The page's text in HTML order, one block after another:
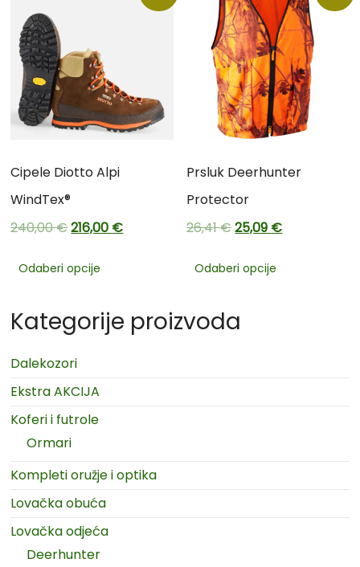
Cipele Diotto Alpi
WindTex®
240,00€216,00 €
Odaberi opcije
Prsluk Deerhunter
Protector
26,41€25,09 €
Odaberi opcije
Kategorije proizvoda
Dalekozori
Ekstra AKCIJA
Koferi i futrole
Ormari
Kompleti oružje i optika
Lovačka obuća
Lovačka odjeća
Deerhunter